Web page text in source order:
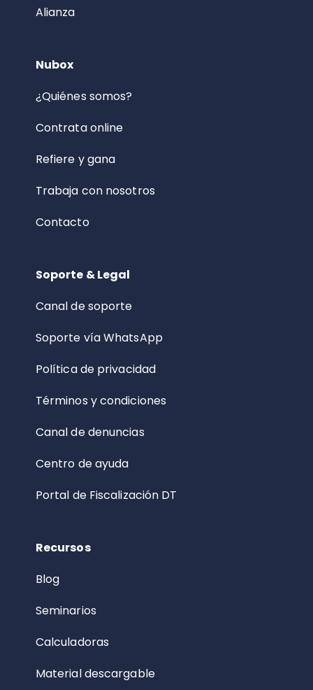
Alianza
Nubox
¿Quiénes somos?
Contrata online
Refiere y gana
Trabaja con nosotros
Contacto
Soporte & Legal
Canal de soporte
Soporte vía WhatsApp
Política de privacidad
Términos y condiciones
Canal de denuncias
Centro de ayuda
Portal de Fiscalización DT
Recursos
Blog
Seminarios
Calculadoras
Material descargable